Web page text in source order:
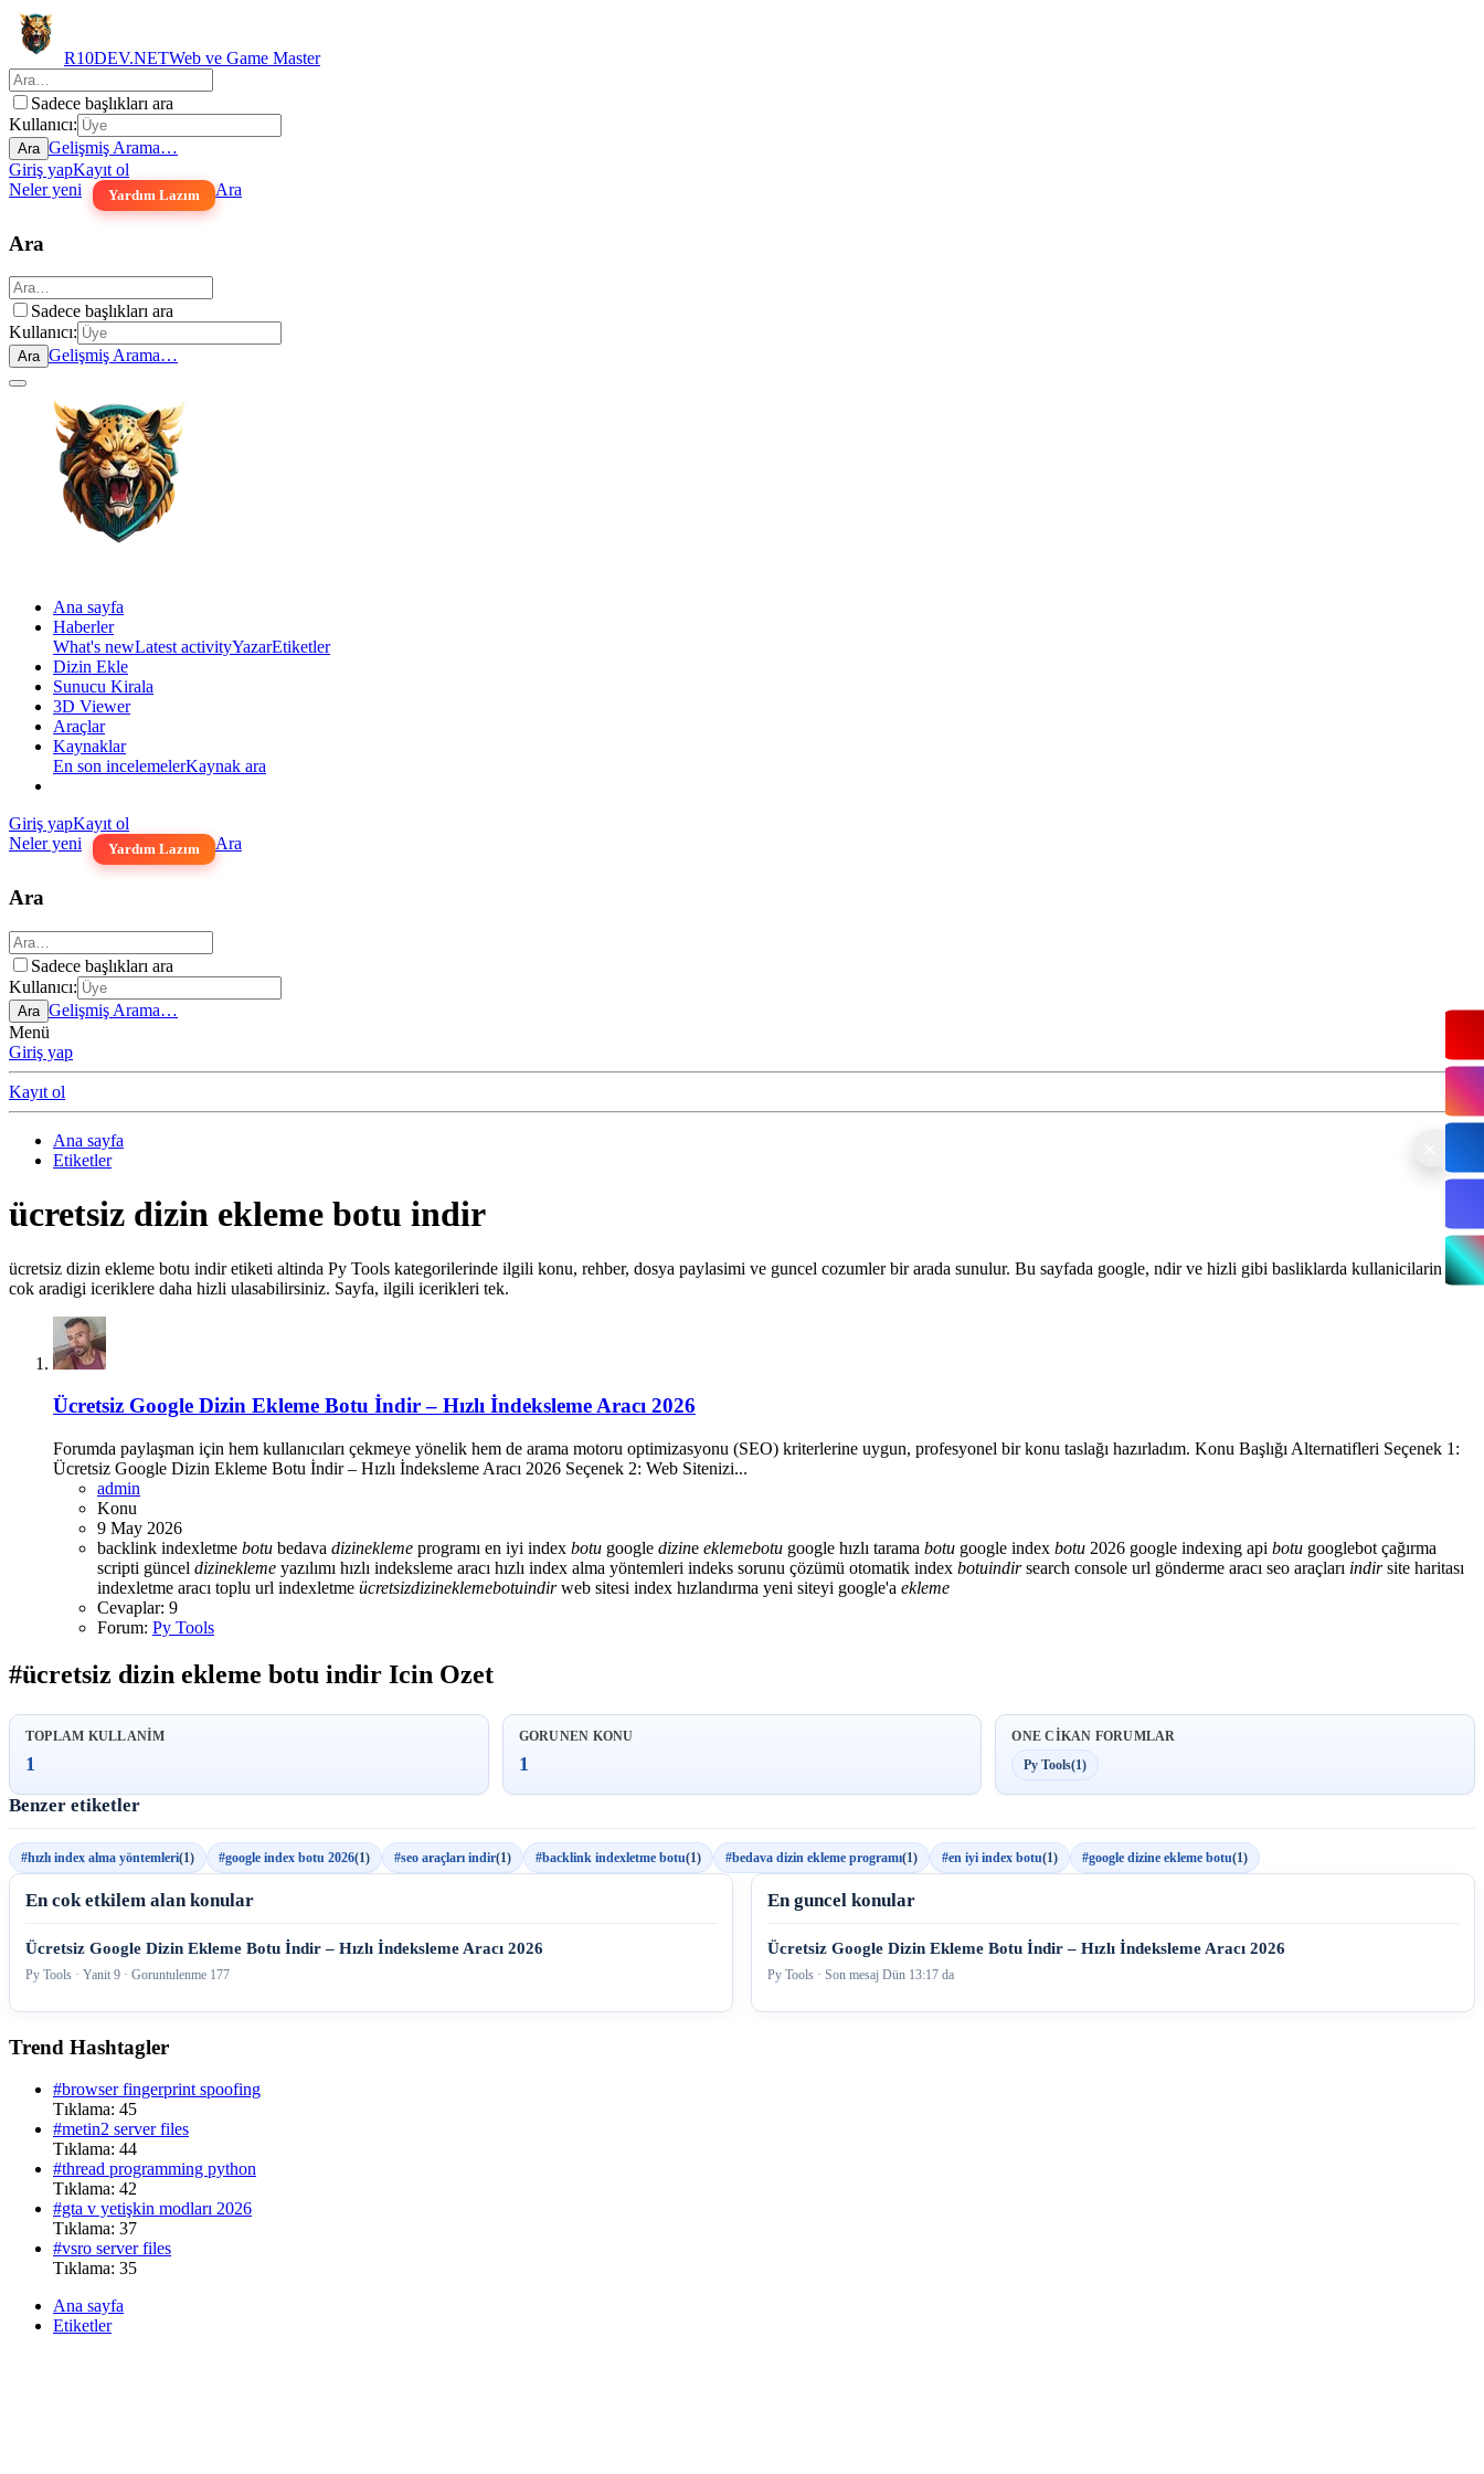
R10DEV.NETWeb ve Game Master
Sadece başlıkları ara
Kullanıcı:
Ara Gelişmiş Arama…
Giriş yapKayıt ol
Neler yeni
Yardım Lazım Ara
Ara
Sadece başlıkları ara
Kullanıcı:
Ara Gelişmiş Arama…
Ana sayfa
Haberler
What's newLatest activityYazarEtiketler
Dizin Ekle
Sunucu Kirala
3D Viewer
Araçlar
Kaynaklar
En son incelemelerKaynak ara
Giriş yapKayıt ol
Neler yeni
Yardım Lazım Ara
Ara
Sadece başlıkları ara
Kullanıcı:
Ara Gelişmiş Arama…
Menü
Giriş yap
Kayıt ol
Ana sayfa
Etiketler
ücretsiz dizin ekleme botu indir
ücretsiz dizin ekleme botu indir etiketi altinda Py Tools kategorilerinde ilgili konu, rehber, dosya paylasimi ve guncel cozumler bir arada sunulur. Bu sayfada google, ndir ve hizli gibi basliklarda kullanicilarin en
cok aradigi iceriklere daha hizli ulasabilirsiniz. Sayfa, ilgili icerikleri tek.
Ücretsiz Google Dizin Ekleme Botu İndir – Hızlı İndeksleme Aracı 2026
Forumda paylaşman için hem kullanıcıları çekmeye yönelik hem de arama motoru optimizasyonu (SEO) kriterlerine uygun, profesyonel bir konu taslağı hazırladım. Konu Başlığı Alternatifleri Seçenek 1:
Ücretsiz Google Dizin Ekleme Botu İndir – Hızlı İndeksleme Aracı 2026 Seçenek 2: Web Sitenizi...
admin
Konu
9 May 2026
backlink indexletme botu bedava dizinekleme programı en iyi index botu google dizine eklemebotu google hızlı tarama botu google index botu 2026 google indexing api botu googlebot çağırma
scripti güncel dizinekleme yazılımı hızlı indeksleme aracı hızlı index alma yöntemleri indeks sorunu çözümü otomatik index botuindirsearch console url gönderme aracı seo araçları indirsite haritası
indexletme aracı toplu url indexletme ücretsizdizineklemebotuindirweb sitesi index hızlandırma yeni siteyi google'a ekleme
Cevaplar: 9
Forum: Py Tools
#ücretsiz dizin ekleme botu indir Icin Ozet
TOPLAM KULLANIM
1
GORUNEN KONU
1
ONE CIKAN FORUMLAR
Py Tools(1)
Benzer etiketler
#hızlı index alma yöntemleri(1) #google index botu 2026(1) #seo araçları indir(1) #backlink indexletme botu(1) #bedava dizin ekleme programı(1) #en iyi index botu(1) #google dizine ekleme botu(1)
En cok etkilem alan konular
Ücretsiz Google Dizin Ekleme Botu İndir – Hızlı İndeksleme Aracı 2026
Py Tools · Yanit 9 · Goruntulenme 177
En guncel konular
Ücretsiz Google Dizin Ekleme Botu İndir – Hızlı İndeksleme Aracı 2026
Py Tools · Son mesaj Dün 13:17 da
Trend Hashtagler
#browser fingerprint spoofing
Tıklama: 45
#metin2 server files
Tıklama: 44
#thread programming python
Tıklama: 42
#gta v yetişkin modları 2026
Tıklama: 37
#vsro server files
Tıklama: 35
Ana sayfa
Etiketler